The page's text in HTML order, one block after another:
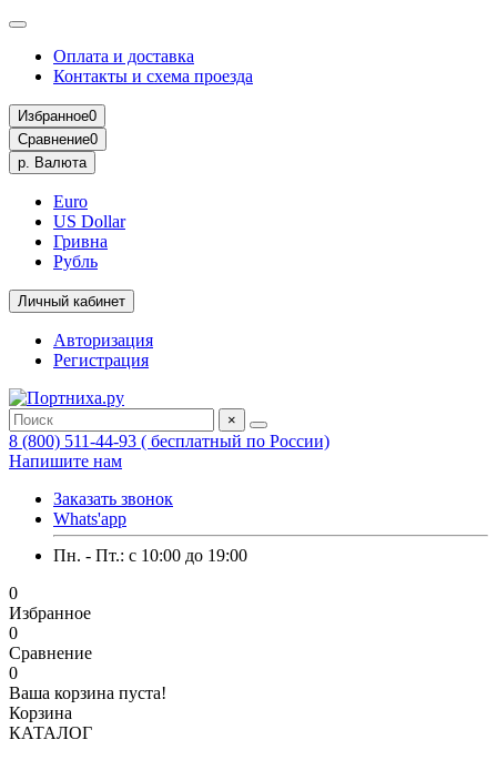
Оплата и доставка
Контакты и схема проезда
Избранное0
Сравнение0
р. Валюта
Euro
US Dollar
Гривна
Рубль
Личный кабинет
Авторизация
Регистрация
×
8 (800) 511-44-93 ( бесплатный по России)
Напишите нам
Заказать звонок
Whats'app
Пн. - Пт.: c 10:00 до 19:00
0
Избранное
0
Сравнение
0
Ваша корзина пуста!
Корзина
КАТАЛОГ